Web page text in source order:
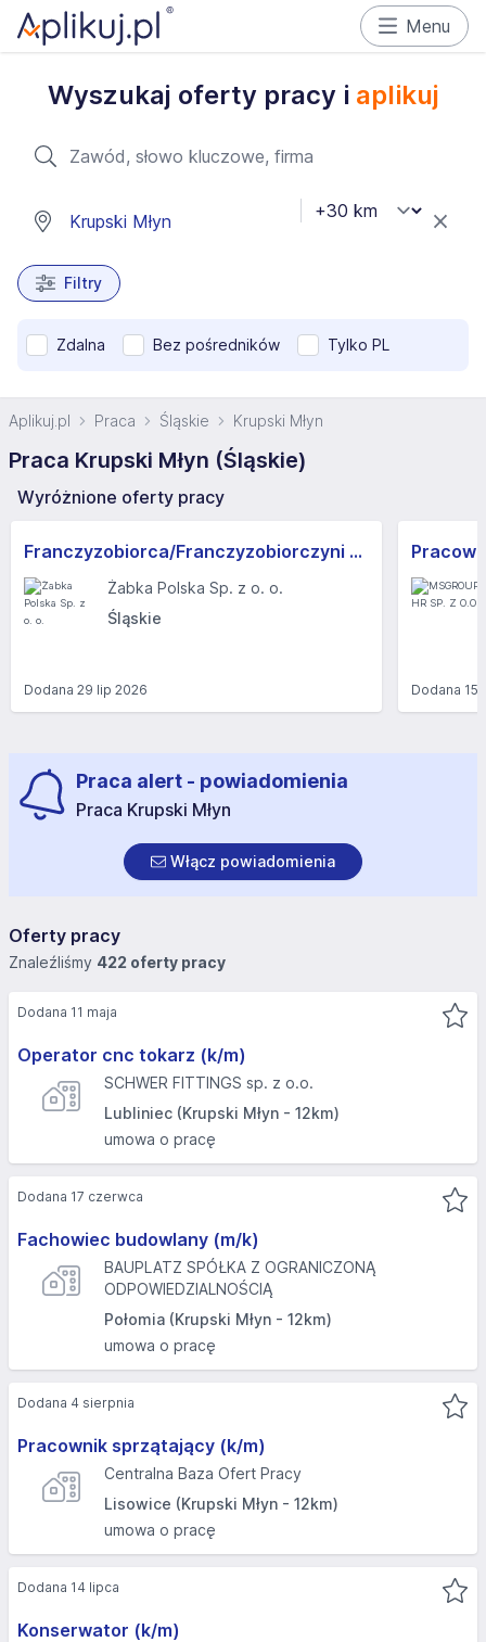
Menu
Wyszukaj oferty pracy i aplikuj
Filtry
Zdalna Bez pośredników Tylko PL
Aplikuj.pl Praca Śląskie Krupski Młyn
Praca Krupski Młyn (Śląskie)
Wyróżnione oferty pracy
Franczyzobiorca/Franczyzobiorczyni sklepu Żabka
Żabka Polska Sp. z o. o.
Śląskie
Dodana 29 lip 2026 Dodana 15
Praca alert - powiadomienia
Praca Krupski Młyn
Włącz powiadomienia
Oferty pracy
Znaleźliśmy 422 oferty pracy
Operator cnc tokarz (k/m)
SCHWER FITTINGS sp. z o.o.
Lubliniec (Krupski Młyn - 12km)
umowa o pracę
Dodana 11 maja
Fachowiec budowlany (m/k)
BAUPLATZ SPÓŁKA Z OGRANICZONĄ
ODPOWIEDZIALNOŚCIĄ
Połomia (Krupski Młyn - 12km)
umowa o pracę
Dodana 17 czerwca
Pracownik sprzątający (k/m)
Centralna Baza Ofert Pracy
Lisowice (Krupski Młyn - 12km)
umowa o pracę
Dodana 4 sierpnia
Konserwator (k/m)
Dodana 14 lipca